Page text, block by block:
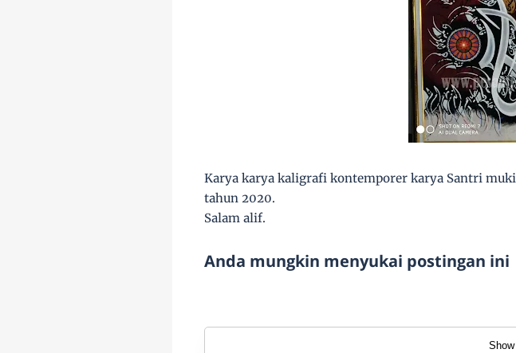
Karya karya kaligrafi kontemporer karya Santri
tahun 2020.
Salam alif.
Anda mungkin menyukai postingan ini